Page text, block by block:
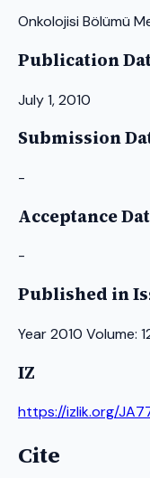
Onkolojisi Bölümü
Publication
July 1, 2010
Submission
-
Acceptance
-
Published in
Year 2010 Volume:
IZ
https://izlik.org/
Cite